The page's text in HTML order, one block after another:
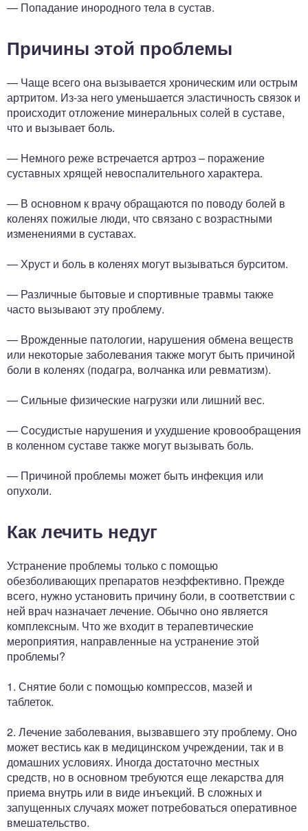
— Попадание инородного тела в сустав.
Причины этой проблемы
— Чаще всего она вызывается хроническим или острым
артритом. Из-за него уменьшается эластичность связок и
происходит отложение минеральных солей в суставе,
что и вызывает боль.
— Немного реже встречается артроз – поражение
суставных хрящей невоспалительного характера.
— В основном к врачу обращаются по поводу болей в
коленях пожилые люди, что связано с возрастными
изменениями в суставах.
— Хруст и боль в коленях могут вызываться бурситом.
— Различные бытовые и спортивные травмы также
часто вызывают эту проблему.
— Врожденные патологии, нарушения обмена веществ
или некоторые заболевания также могут быть причиной
боли в коленях (подагра, волчанка или ревматизм).
— Сильные физические нагрузки или лишний вес.
— Сосудистые нарушения и ухудшение кровообращения
в коленном суставе также могут вызывать боль.
— Причиной проблемы может быть инфекция или
опухоли.
Как лечить недуг
Устранение проблемы только с помощью
обезболивающих препаратов неэффективно. Прежде
всего, нужно установить причину боли, в соответствии с
ней врач назначает лечение. Обычно оно является
комплексным. Что же входит в терапевтические
мероприятия, направленные на устранение этой
проблемы?
1. Снятие боли с помощью компрессов, мазей и
таблеток.
2. Лечение заболевания, вызвавшего эту проблему. Оно
может вестись как в медицинском учреждении, так и в
домашних условиях. Иногда достаточно местных
средств, но в основном требуются еще лекарства для
приема внутрь или в виде инъекций. В сложных и
запущенных случаях может потребоваться оперативное
вмешательство.